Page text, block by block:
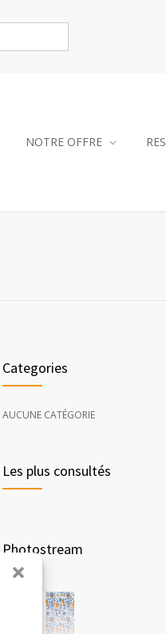
NOTRE OFFRE
Categories
AUCUNE CATÉGORIE
Les plus consultés
Photostream